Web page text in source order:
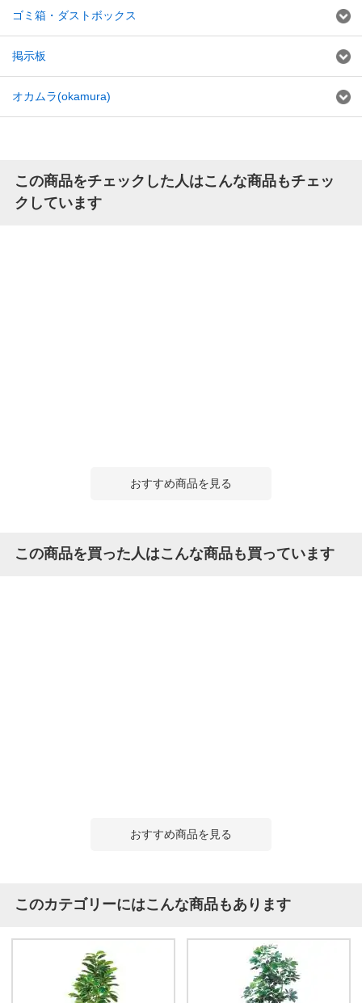
ゴミ箱・ダストボックス
掲示板
オカムラ(okamura)
この商品をチェックした人はこんな商品もチェッ
クしています
おすすめ商品を見る
この商品を買った人はこんな商品も買っています
おすすめ商品を見る
このカテゴリーにはこんな商品もあります